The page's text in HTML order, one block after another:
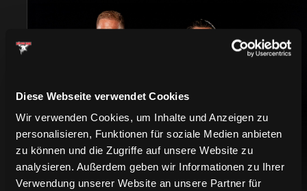
Diese Webseite verwendet Cookies
Wir verwenden Cookies, um Inhalte und Anzeigen zu
personalisieren, Funktionen für soziale Medien anbieten
zu können und die Zugriffe auf unsere Website zu
analysieren. Außerdem geben wir Informationen zu Ihrer
Verwendung unserer Website an unsere Partner für
TRIKOTS